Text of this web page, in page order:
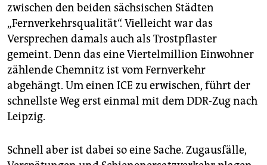
zwischen den beiden sächsischen Städten
„Fernverkehrsqualität“. Vielleicht war das
Versprechen damals auch als Trostpflaster
gemeint. Denn das eine Viertelmillion Einwohner
zählende Chemnitz ist vom Fernverkehr
abgehängt. Um einen ICE zu erwischen, führt der
schnellste Weg erst einmal mit dem DDR-Zug nach
Leipzig.
Schnell aber ist dabei so eine Sache. Zugausfälle,